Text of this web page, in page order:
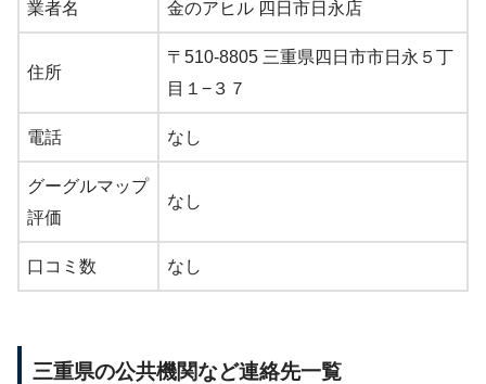
業者名 金のアヒル 四日市日永店
住所
〒510-8805 三重県四日市市日永５丁
目１−３７
電話 なし
グーグルマップ
評価
なし
口コミ数 なし
三重県の公共機関など連絡先一覧